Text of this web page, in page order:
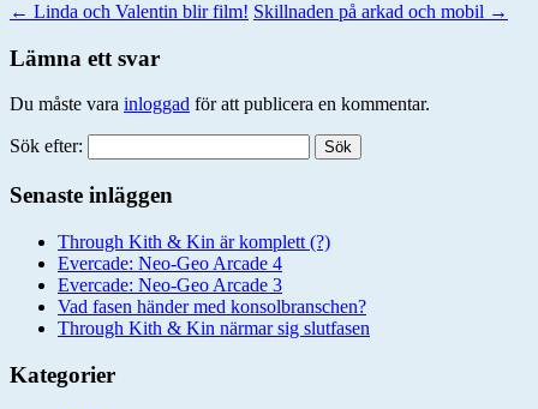
← Linda och Valentin blir film! Skillnaden på arkad och mobil →
Lämna ett svar
Du måste vara inloggad för att publicera en kommentar.
Sök efter:
Senaste inläggen
Through Kith & Kin är komplett (?)
Evercade: Neo-Geo Arcade 4
Evercade: Neo-Geo Arcade 3
Vad fasen händer med konsolbranschen?
Through Kith & Kin närmar sig slutfasen
Kategorier